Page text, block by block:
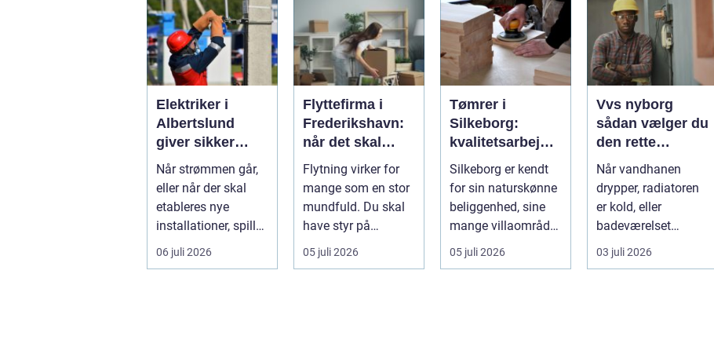
Elektriker i
Albertslund
giver sikker
strøm til danske
boliger
Når strømmen går,
eller når der skal
etableres nye
installationer, spiller
06 juli 2026
Flyttefirma i
Frederikshavn:
når det skal
være nemt at
komme videre
Flytning virker for
mange som en stor
mundfuld. Du skal
have styr på
nedpakning, tunge
l&oslas...
05 juli 2026
Tømrer i
Silkeborg:
kvalitetsarbejde
til
overkommelige
priser
Silkeborg er kendt
for sin naturskønne
beliggenhed, sine
mange villaområder
og en bland...
05 juli 2026
Vvs nyborg
sådan vælger du
den rette
fagmand til
opgaven
Når vandhanen
drypper, radiatoren
er kold, eller
badeværelset
trænger til en
gennemgribende
03 juli 2026